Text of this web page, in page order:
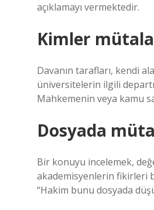
açıklamayı vermektedir.
Kimler
Davanın tarafları, kendi
üniversitelerin ilgili
Mahkemenin veya kamu
Dosyada
Bir konuyu incelemek,
akademisyenlerin fikirleri
“Hakim bunu dosyada